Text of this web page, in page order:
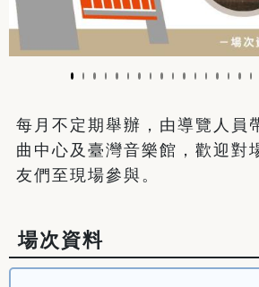
每月不定期舉辦，由導覽人員
曲中心及臺灣音樂館，歡迎對
友們至現場參與。
場次資料